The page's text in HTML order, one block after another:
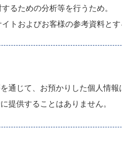
るための分析等を行うため。
トおよびお客様の参考資料とす
通じて、お預かりした個人情
提供することはありません。